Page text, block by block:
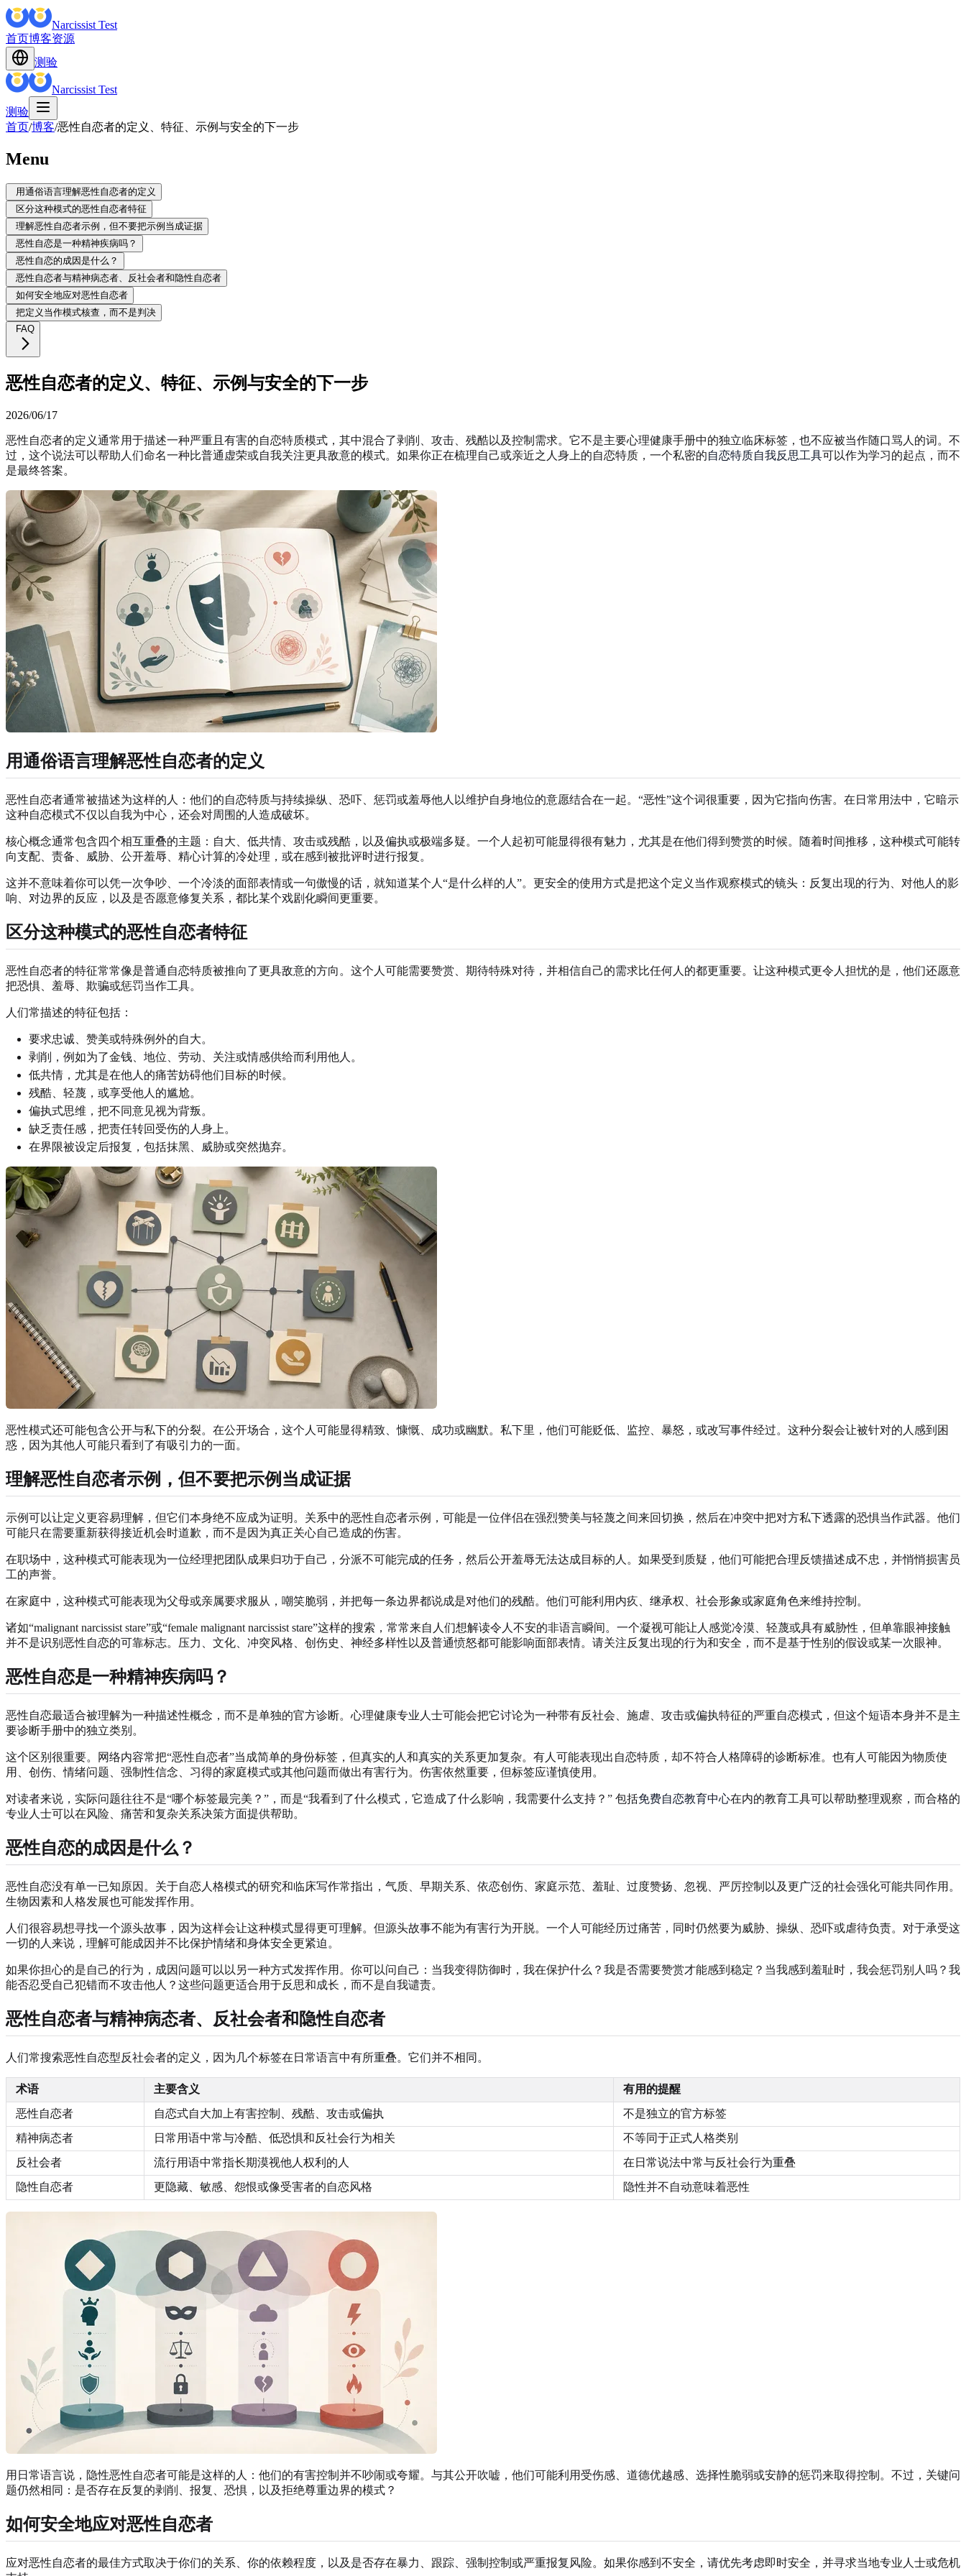
Narcissist Test
首页博客资源
测验
Narcissist Test
测验
首页/博客/恶性自恋者的定义、特征、示例与安全的下一步
Menu
用通俗语言理解恶性自恋者的定义
区分这种模式的恶性自恋者特征
理解恶性自恋者示例，但不要把示例当成证据
恶性自恋是一种精神疾病吗？
恶性自恋的成因是什么？
恶性自恋者与精神病态者、反社会者和隐性自恋者
如何安全地应对恶性自恋者
把定义当作模式核查，而不是判决
FAQ
恶性自恋者的定义、特征、示例与安全的下一步
2026/06/17
恶性自恋者的定义通常用于描述一种严重且有害的自恋特质模式，其中混合了剥削、攻击、残酷以及控制需求。它不是主要心理健康手册中的独立临床标签，也不应被当作随口骂人的词。不
过，这个说法可以帮助人们命名一种比普通虚荣或自我关注更具敌意的模式。如果你正在梳理自己或亲近之人身上的自恋特质，一个私密的自恋特质自我反思工具可以作为学习的起点，而不
是最终答案。
用通俗语言理解恶性自恋者的定义
恶性自恋者通常被描述为这样的人：他们的自恋特质与持续操纵、恐吓、惩罚或羞辱他人以维护自身地位的意愿结合在一起。“恶性”这个词很重要，因为它指向伤害。在日常用法中，它暗示
这种自恋模式不仅以自我为中心，还会对周围的人造成破坏。
核心概念通常包含四个相互重叠的主题：自大、低共情、攻击或残酷，以及偏执或极端多疑。一个人起初可能显得很有魅力，尤其是在他们得到赞赏的时候。随着时间推移，这种模式可能转
向支配、责备、威胁、公开羞辱、精心计算的冷处理，或在感到被批评时进行报复。
这并不意味着你可以凭一次争吵、一个冷淡的面部表情或一句傲慢的话，就知道某个人“是什么样的人”。更安全的使用方式是把这个定义当作观察模式的镜头：反复出现的行为、对他人的影
响、对边界的反应，以及是否愿意修复关系，都比某个戏剧化瞬间更重要。
区分这种模式的恶性自恋者特征
恶性自恋者的特征常常像是普通自恋特质被推向了更具敌意的方向。这个人可能需要赞赏、期待特殊对待，并相信自己的需求比任何人的都更重要。让这种模式更令人担忧的是，他们还愿意
把恐惧、羞辱、欺骗或惩罚当作工具。
人们常描述的特征包括：
要求忠诚、赞美或特殊例外的自大。
剥削，例如为了金钱、地位、劳动、关注或情感供给而利用他人。
低共情，尤其是在他人的痛苦妨碍他们目标的时候。
残酷、轻蔑，或享受他人的尴尬。
偏执式思维，把不同意见视为背叛。
缺乏责任感，把责任转回受伤的人身上。
在界限被设定后报复，包括抹黑、威胁或突然抛弃。
恶性模式还可能包含公开与私下的分裂。在公开场合，这个人可能显得精致、慷慨、成功或幽默。私下里，他们可能贬低、监控、暴怒，或改写事件经过。这种分裂会让被针对的人感到困
惑，因为其他人可能只看到了有吸引力的一面。
理解恶性自恋者示例，但不要把示例当成证据
示例可以让定义更容易理解，但它们本身绝不应成为证明。关系中的恶性自恋者示例，可能是一位伴侣在强烈赞美与轻蔑之间来回切换，然后在冲突中把对方私下透露的恐惧当作武器。他们
可能只在需要重新获得接近机会时道歉，而不是因为真正关心自己造成的伤害。
在职场中，这种模式可能表现为一位经理把团队成果归功于自己，分派不可能完成的任务，然后公开羞辱无法达成目标的人。如果受到质疑，他们可能把合理反馈描述成不忠，并悄悄损害员
工的声誉。
在家庭中，这种模式可能表现为父母或亲属要求服从，嘲笑脆弱，并把每一条边界都说成是对他们的残酷。他们可能利用内疚、继承权、社会形象或家庭角色来维持控制。
诸如“malignant narcissist stare”或“female malignant narcissist stare”这样的搜索，常常来自人们想解读令人不安的非语言瞬间。一个凝视可能让人感觉冷漠、轻蔑或具有威胁性，但单靠眼神接触
并不是识别恶性自恋的可靠标志。压力、文化、冲突风格、创伤史、神经多样性以及普通愤怒都可能影响面部表情。请关注反复出现的行为和安全，而不是基于性别的假设或某一次眼神。
恶性自恋是一种精神疾病吗？
恶性自恋最适合被理解为一种描述性概念，而不是单独的官方诊断。心理健康专业人士可能会把它讨论为一种带有反社会、施虐、攻击或偏执特征的严重自恋模式，但这个短语本身并不是主
要诊断手册中的独立类别。
这个区别很重要。网络内容常把“恶性自恋者”当成简单的身份标签，但真实的人和真实的关系更加复杂。有人可能表现出自恋特质，却不符合人格障碍的诊断标准。也有人可能因为物质使
用、创伤、情绪问题、强制性信念、习得的家庭模式或其他问题而做出有害行为。伤害依然重要，但标签应谨慎使用。
对读者来说，实际问题往往不是“哪个标签最完美？”，而是“我看到了什么模式，它造成了什么影响，我需要什么支持？” 包括免费自恋教育中心在内的教育工具可以帮助整理观察，而合格的
专业人士可以在风险、痛苦和复杂关系决策方面提供帮助。
恶性自恋的成因是什么？
恶性自恋没有单一已知原因。关于自恋人格模式的研究和临床写作常指出，气质、早期关系、依恋创伤、家庭示范、羞耻、过度赞扬、忽视、严厉控制以及更广泛的社会强化可能共同作用。
生物因素和人格发展也可能发挥作用。
人们很容易想寻找一个源头故事，因为这样会让这种模式显得更可理解。但源头故事不能为有害行为开脱。一个人可能经历过痛苦，同时仍然要为威胁、操纵、恐吓或虐待负责。对于承受这
一切的人来说，理解可能成因并不比保护情绪和身体安全更紧迫。
如果你担心的是自己的行为，成因问题可以以另一种方式发挥作用。你可以问自己：当我变得防御时，我在保护什么？我是否需要赞赏才能感到稳定？当我感到羞耻时，我会惩罚别人吗？我
能否忍受自己犯错而不攻击他人？这些问题更适合用于反思和成长，而不是自我谴责。
恶性自恋者与精神病态者、反社会者和隐性自恋者
人们常搜索恶性自恋型反社会者的定义，因为几个标签在日常语言中有所重叠。它们并不相同。
术语 主要含义
有用的提醒
恶性自恋者
自恋式自大加上有害控制、残酷、攻击或偏执
不是独立的官方标签
精神病态者
日常用语中常与冷酷、低恐惧和反社会行为相关
不等同于正式人格类别
反社会者
流行用语中常指长期漠视他人权利的人
在日常说法中常与反社会行为重叠
隐性自恋者
更隐藏、敏感、怨恨或像受害者的自恋风格 隐性并不自动意味着恶性
用日常语言说，隐性恶性自恋者可能是这样的人：他们的有害控制并不吵闹或夸耀。与其公开吹嘘，他们可能利用受伤感、道德优越感、选择性脆弱或安静的惩罚来取得控制。不过，关键问
题仍然相同：是否存在反复的剥削、报复、恐惧，以及拒绝尊重边界的模式？
如何安全地应对恶性自恋者
应对恶性自恋者的最佳方式取决于你们的关系、你的依赖程度，以及是否存在暴力、跟踪、强制控制或严重报复风险。如果你感到不安全，请优先考虑即时安全，并寻求当地专业人士或危机